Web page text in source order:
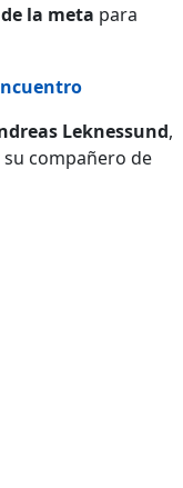
la meta para
Leknessund,
compañero de